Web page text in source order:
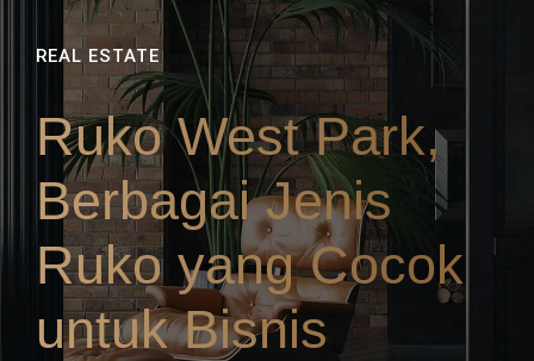
REAL ESTATE
Ruko West Park,
Berbagai Jenis
Ruko yang Cocok
untuk Bisnis